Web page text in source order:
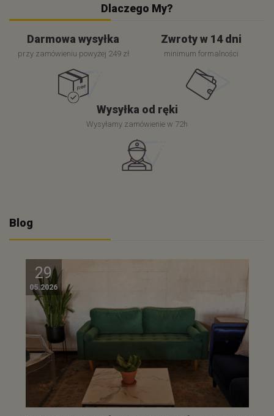
Dlaczego My?
Darmowa wysyłka
przy zamówieniu powyżej 249 zł
Zwroty w 14 dni
minimum formalności
Wysyłka od ręki
Wysyłamy zamówienie w 72h
Blog
29
05.2026